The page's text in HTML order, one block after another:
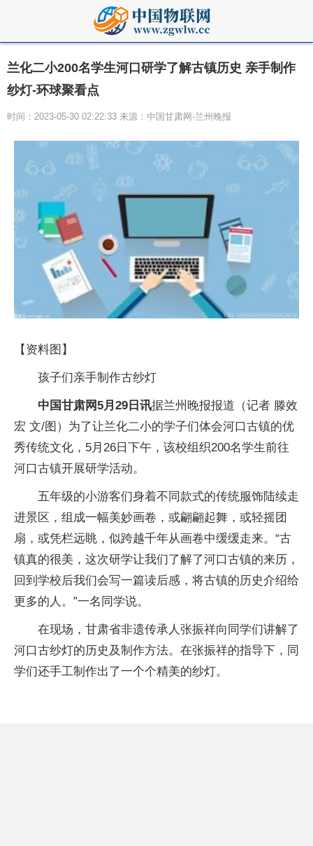
兰化二小200名学生河口研学了解古镇历史 亲手制作
纱灯-环球聚看点
时间：2023-05-30 02:22:33 来源：中国甘肃网-兰州晚报
【资料图】
孩子们亲手制作古纱灯
中国甘肃网5月29日讯据兰州晚报报道（记者 滕效
宏 文/图）为了让兰化二小的学子们体会河口古镇的优
秀传统文化，5月26日下午，该校组织200名学生前往
河口古镇开展研学活动。
五年级的小游客们身着不同款式的传统服饰陆续走
进景区，组成一幅美妙画卷，或翩翩起舞，或轻摇团
扇，或凭栏远眺，似跨越千年从画卷中缓缓走来。“古
镇真的很美，这次研学让我们了解了河口古镇的来历，
回到学校后我们会写一篇读后感，将古镇的历史介绍给
更多的人。”一名同学说。
在现场，甘肃省非遗传承人张振祥向同学们讲解了
河口古纱灯的历史及制作方法。在张振祥的指导下，同
学们还手工制作出了一个个精美的纱灯。